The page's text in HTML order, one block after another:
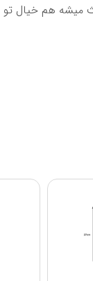
هم خیال تو